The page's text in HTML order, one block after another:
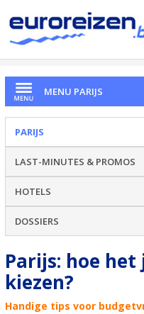
MENU PARIJS
PARIJS
LAST-MINUTES & PROMOS
HOTELS
DOSSIERS
Parijs: hoe
kiezen?
Handige tips voor